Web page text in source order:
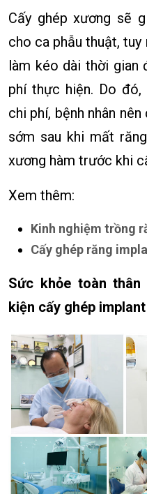
Cấy ghép xương sẽ
cho ca phẫu thuật, tuy
làm kéo dài thời gian
phí thực hiện. Do
chi phí, bệnh nhân
sớm sau khi mất
xương hàm trước khi
Xem thêm:
Kinh nghiệm trồng
Cấy ghép răng
Sức khỏe toàn
kiện cấy ghép implant